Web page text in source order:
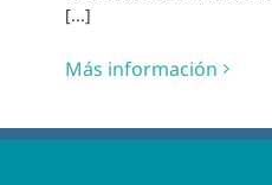
[...]
Más información